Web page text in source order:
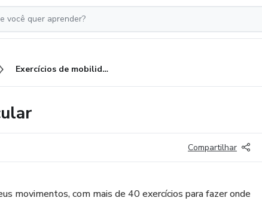
Exercícios de mobilidade articular
Compartilhar
movimentos, com mais de 40 exercícios para fazer onde